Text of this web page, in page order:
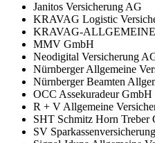
Janitos Versicherung AG
KRAVAG Logistic
KRAVAG-ALLGEMEINE
MMV GmbH
Neodigital Versicherung
Nürnberger Allgemeine
Nürnberger Beamten
OCC Assekuradeur GmbH
R + V Allgemeine
SHT Schmitz Horn Treber
SV